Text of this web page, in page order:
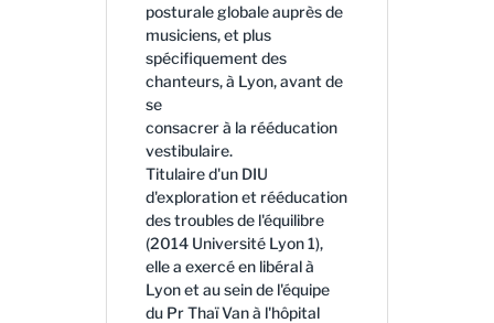
posturale globale auprès de
musiciens, et plus
spécifiquement des
chanteurs, à Lyon, avant de
se
consacrer à la rééducation
vestibulaire.
Titulaire d'un DIU
d'exploration et rééducation
des troubles de l'équilibre
(2014 Université Lyon 1),
elle a exercé en libéral à
Lyon et au sein de l'équipe
du Pr Thaï Van à l'hôpital